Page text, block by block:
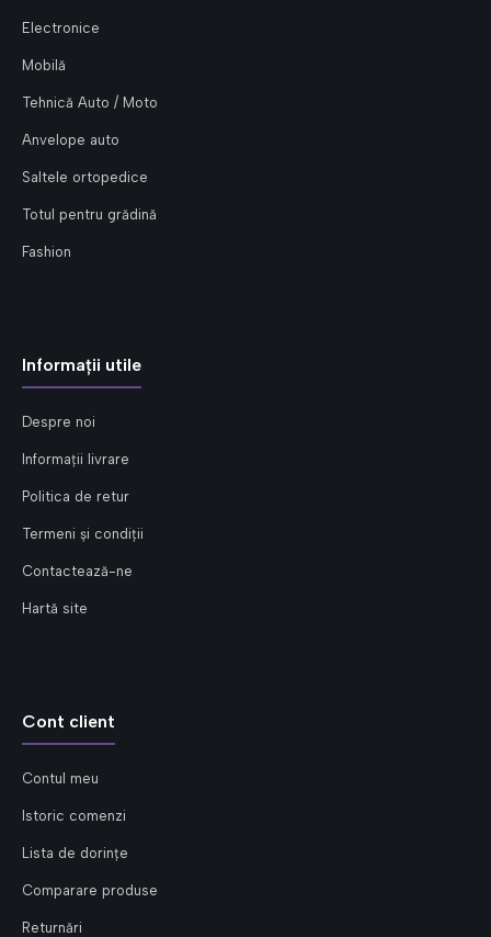
Electronice
Mobilă
Tehnică Auto / Moto
Anvelope auto
Saltele ortopedice
Totul pentru grădină
Fashion
Informații utile
Despre noi
Informații livrare
Politica de retur
Termeni și condiții
Contactează-ne
Hartă site
Cont client
Contul meu
Istoric comenzi
Lista de dorințe
Comparare produse
Returnări